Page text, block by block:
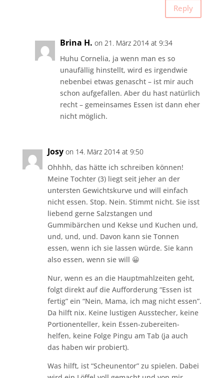
Reply
Brina H. on 21. März 2014 at 9:34
Huhu Cornelia, ja wenn man es so
unaufällig hinstellt, wird es irgendwie
nebenbei etwas genascht – ist mir auch
schon aufgefallen. Aber du hast natürlich
recht – gemeinsames Essen ist dann eher
nicht möglich.
Josy on 14. März 2014 at 9:50
Ohhhh, das hätte ich schreiben können!
Meine Tochter (3) liegt seit jeher an der
untersten Gewichtskurve und will einfach
nicht essen. Stop. Nein. Stimmt nicht. Sie isst
liebend gerne Salzstangen und
Gummibärchen und Kekse und Kuchen und,
und, und, und. Davon kann sie Tonnen
essen, wenn ich sie lassen würde. Sie kann
also essen, wenn sie will 😀
Nur, wenn es an die Hauptmahlzeiten geht,
folgt direkt auf die Aufforderung “Essen ist
fertig” ein “Nein, Mama, ich mag nicht essen”.
Da hilft nix. Keine lustigen Ausstecher, keine
Portionenteller, kein Essen-zubereiten-
helfen, keine Folge Pingu am Tab (ja auch
das haben wir probiert).
Was hilft, ist “Scheunentor” zu spielen. Dabei